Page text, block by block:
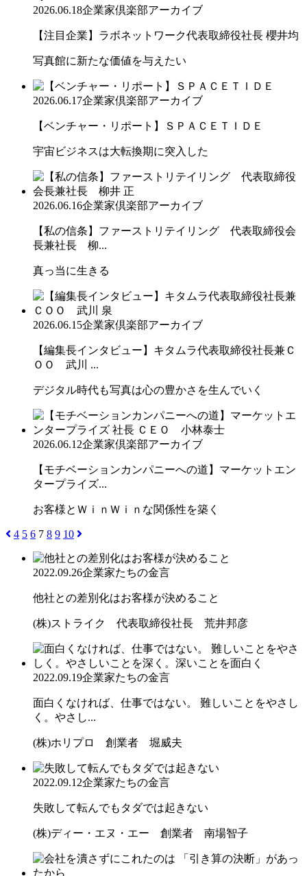
2026.06.18企業家倶楽部アーカイブ
【注目企業】ラボネットワーク代表取締役社長 櫻井均
写真館に新たな価値を与えたい
2026.06.17企業家倶楽部アーカイブ
【ベンチャー・リポート】ＳＰＡＣＥＴＩＤＥ
宇宙ビジネスは大転換期に突入した
2026.06.16企業家倶楽部アーカイブ
【私の信条】ファーストリテイリング 代表取締役会
長兼社長 柳...
真っ当に生きる
2026.06.15企業家倶楽部アーカイブ
【編集長インタビュー】キタムラ代表取締役社長兼Ｃ
ＯＯ 武川 ...
デジタル時代も写真は心の豊かさを生んでいく
2026.06.12企業家倶楽部アーカイブ
【モチベーションカンパニーへの道】マーケットエン
タープライズ...
お客様とＷｉｎＷｉｎな関係性を築く
4 5 6 7 8 9 10
2022.09.26企業家たちの金言
他社との差別化はお客様が決めること
(株)ストライク 代表取締役社長 荒井邦彦
2022.09.19企業家たちの金言
面白くなければ、仕事ではない。 難しいことをやさし
く。やさし...
(株)ホリプロ 創業者 堀威夫
2022.09.12企業家たちの金言
失敗して転んでもタダでは起きない
(株)ディー・エヌ・エー 創業者 南場智子